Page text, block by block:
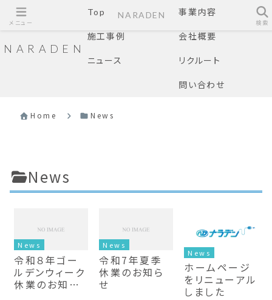
NARADEN
Top 事業内容
施工事例 会社概要
ニュース リクルート
問い合わせ
Home News
News
News
令和８年ゴー
ルデンウィーク
休業のお知ら
News
令和7年夏季
休業のお知ら
せ
News
ホームページ
をリニューアル
しました
メニュー
NARADEN
検索